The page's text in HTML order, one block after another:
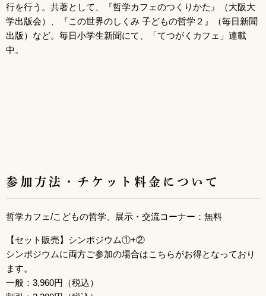
行を行う。共著として、『哲学カフェのつくりかた』（大阪大
学出版会）、『この世界のしくみ 子どもの哲学２』（毎日新聞
出版）など。毎日小学生新聞にて、「てつがくカフェ」連載
中。
参加方法・チケット料金について
哲学カフェ/こどもの哲学、展示・交流コーナー：無料
【セット販売】シンポジウム①+②
シンポジウムに両方ご参加の場合はこちらがお得となっており
ます。
一般：3,960円（税込）